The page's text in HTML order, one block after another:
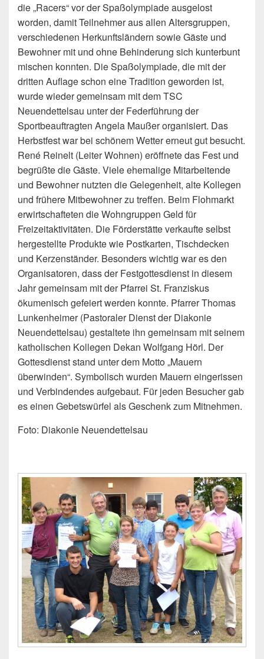
die „Racers“ vor der Spaßolympiade ausgelost
worden, damit Teilnehmer aus allen Altersgruppen,
verschiedenen Herkunftsländern sowie Gäste und
Bewohner mit und ohne Behinderung sich kunterbunt
mischen konnten. Die Spaßolympiade, die mit der
dritten Auflage schon eine Tradition geworden ist,
wurde wieder gemeinsam mit dem TSC
Neuendettelsau unter der Federführung der
Sportbeauftragten Angela Maußer organisiert. Das
Herbstfest war bei schönem Wetter erneut gut besucht.
René Reinelt (Leiter Wohnen) eröffnete das Fest und
begrüßte die Gäste. Viele ehemalige Mitarbeitende
und Bewohner nutzten die Gelegenheit, alte Kollegen
und frühere Mitbewohner zu treffen. Beim Flohmarkt
erwirtschafteten die Wohngruppen Geld für
Freizeitaktivitäten. Die Förderstätte verkaufte selbst
hergestellte Produkte wie Postkarten, Tischdecken
und Kerzenständer. Besonders wichtig war es den
Organisatoren, dass der Festgottesdienst in diesem
Jahr gemeinsam mit der Pfarrei St. Franziskus
ökumenisch gefeiert werden konnte. Pfarrer Thomas
Lunkenheimer (Pastoraler Dienst der Diakonie
Neuendettelsau) gestaltete ihn gemeinsam mit seinem
katholischen Kollegen Dekan Wolfgang Hörl. Der
Gottesdienst stand unter dem Motto „Mauern
überwinden“. Symbolisch wurden Mauern eingerissen
und Verbindendes aufgebaut. Für jeden Besucher gab
es einen Gebetswürfel als Geschenk zum Mitnehmen.
Foto: Diakonie Neuendettelsau